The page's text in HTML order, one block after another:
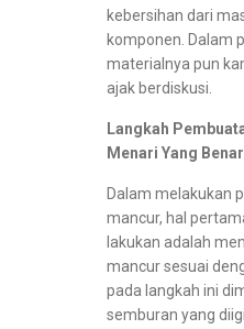
kebersihan dari
komponen. Dalam
materialnya pun
ajak berdiskusi.
Langkah
Menari Yang Benar
Dalam melakukan
mancur, hal
lakukan adalah
mancur sesuai
pada langkah ini
semburan yang